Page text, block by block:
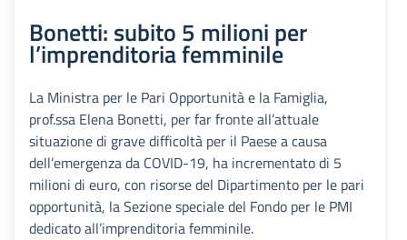
Bonetti: subito 5 milioni per
l’imprenditoria femminile
La Ministra per le Pari Opportunità e la Famiglia,
prof.ssa Elena Bonetti, per far fronte all’attuale
situazione di grave difficoltà per il Paese a causa
dell’emergenza da COVID-19, ha incrementato di 5
milioni di euro, con risorse del Dipartimento per le pari
opportunità, la Sezione speciale del Fondo per le PMI
dedicato all’imprenditoria femminile.